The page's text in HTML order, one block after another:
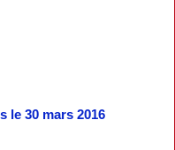
le 30 mars 2016